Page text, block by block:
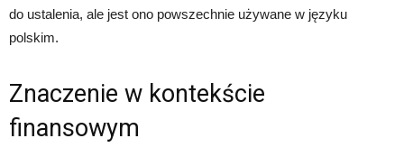
do ustalenia, ale jest ono powszechnie używane w języku
polskim.
Znaczenie w kontekście
finansowym